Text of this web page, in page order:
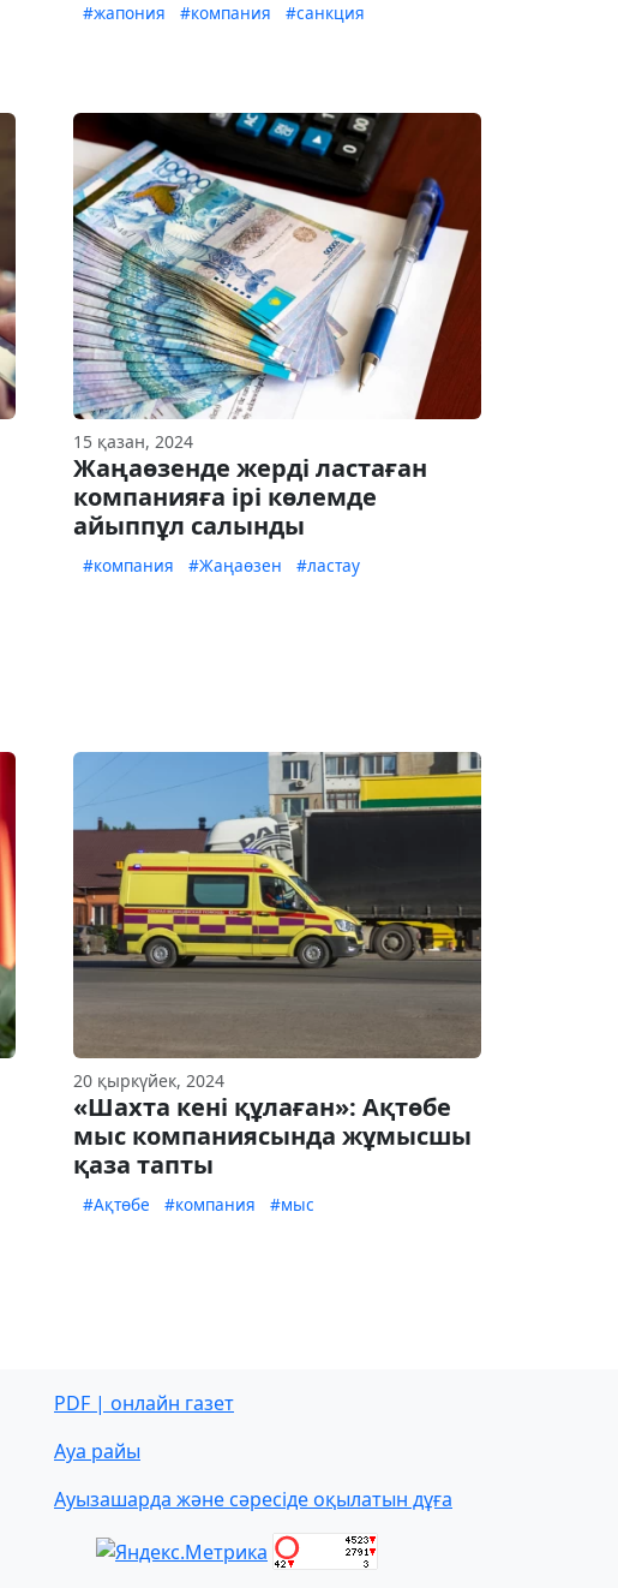
#жапония #компания #санкция
15 қазан, 2024
Жаңаөзенде жерді ластаған
компанияға ірі көлемде
айыппұл салынды
#компания #Жаңаөзен #ластау
20 қыркүйек, 2024
«Шахта кені құлаған»: Ақтөбе
мыс компаниясында жұмысшы
қаза тапты
#Ақтөбе #компания #мыс
PDF | онлайн газет
Ауа райы
Ауызашарда және сәресіде оқылатын дұға